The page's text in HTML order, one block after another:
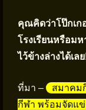
คุณคิดว่าโป๊กเก
โรงเรียนหรือม
ไว้ข้างล่างได้เล
ที่มา –
สมาคม
กีฬา พร้อมจัดแ